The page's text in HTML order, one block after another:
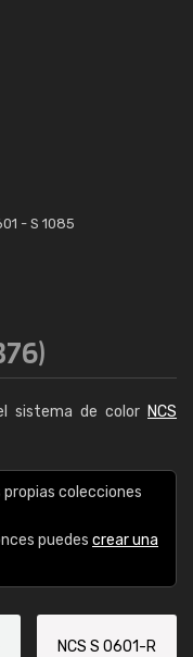
- S 1085
sistema de color NCS
colecciones
puedes crear una
NCS S 0601-R